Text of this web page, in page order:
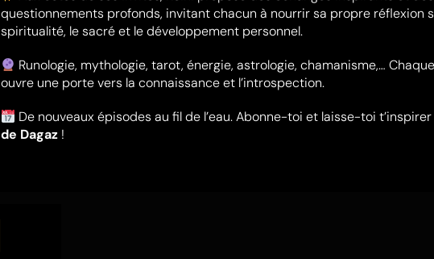
questionnements profonds, invitant chacun à nourrir sa propre réflexion
spiritualité, le sacré et le développement personnel.
Runologie, mythologie, tarot, énergie, astrologie, chamanisme,…
ouvre une porte vers la connaissance et l’introspection.​
De nouveaux épisodes au fil de l’eau. Abonne-toi et laisse-toi t’inspirer
de Dagaz!